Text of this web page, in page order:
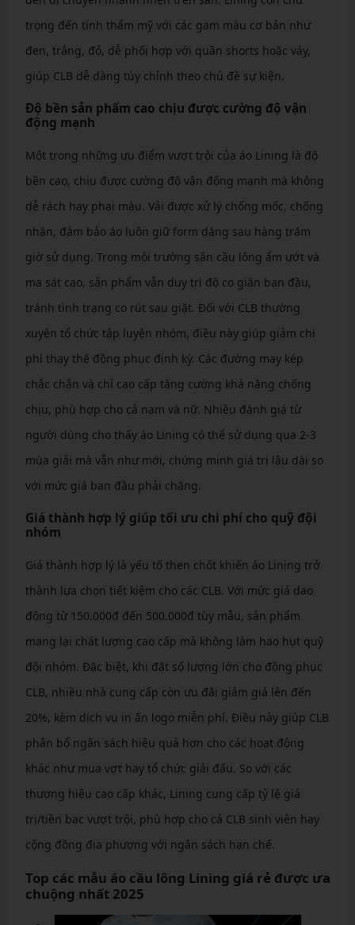
trọng đến tính thẩm mỹ với các gam màu cơ bản như
đen, trắng, đỏ, dễ phối hợp với quần shorts hoặc váy,
giúp CLB dễ dàng tùy chỉnh theo chủ đề sự kiện.
Độ bền sản phẩm cao chịu được cường độ vận
động mạnh
Một trong những ưu điểm vượt trội của áo Lining là độ
bền cao, chịu được cường độ vận động mạnh mà không
dễ rách hay phai màu. Vải được xử lý chống mốc, chống
nhăn, đảm bảo áo luôn giữ form dáng sau hàng trăm
giờ sử dụng. Trong môi trường sân cầu lông ẩm ướt và
ma sát cao, sản phẩm vẫn duy trì độ co giãn ban đầu,
tránh tình trạng co rút sau giặt. Đối với CLB thường
xuyên tổ chức tập luyện nhóm, điều này giúp giảm chi
phí thay thế đồng phục định kỳ. Các đường may kép
chắc chắn và chỉ cao cấp tăng cường khả năng chống
chịu, phù hợp cho cả nam và nữ. Nhiều đánh giá từ
người dùng cho thấy áo Lining có thể sử dụng qua 2-3
mùa giải mà vẫn như mới, chứng minh giá trị lâu dài so
với mức giá ban đầu phải chăng.
Giá thành hợp lý giúp tối ưu chi phí cho quỹ đội
nhóm
Giá thành hợp lý là yếu tố then chốt khiến áo Lining trở
thành lựa chọn tiết kiệm cho các CLB. Với mức giá dao
động từ 150.000đ đến 500.000đ tùy mẫu, sản phẩm
mang lại chất lượng cao cấp mà không làm hao hụt quỹ
đội nhóm. Đặc biệt, khi đặt số lượng lớn cho đồng phục
CLB, nhiều nhà cung cấp còn ưu đãi giảm giá lên đến
20%, kèm dịch vụ in ấn logo miễn phí. Điều này giúp CLB
phân bổ ngân sách hiệu quả hơn cho các hoạt động
khác như mua vợt hay tổ chức giải đấu. So với các
thương hiệu cao cấp khác, Lining cung cấp tỷ lệ giá
trị/tiền bạc vượt trội, phù hợp cho cả CLB sinh viên hay
cộng đồng địa phương với ngân sách hạn chế.
Top các mẫu áo cầu lông Lining giá rẻ được ưa
chuộng nhất 2025